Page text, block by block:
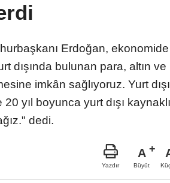
Erdoğan, ekonomide
dışında bulunan para, altın ve
imkân sağlıyoruz. Yurt
yıl boyunca yurt dışı
dedi.
Yazdır
A
Büyüt